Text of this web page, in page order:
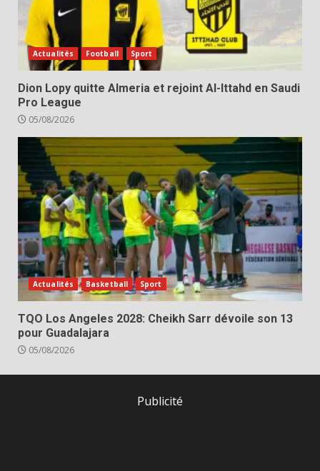
Actualités Football Sport
Dion Lopy quitte Almeria et rejoint Al-Ittahd en Saudi
Pro League
05/08/2026
Actualités Basketball Sport
TQO Los Angeles 2028: Cheikh Sarr dévoile son 13
pour Guadalajara
05/08/2026
Publicité